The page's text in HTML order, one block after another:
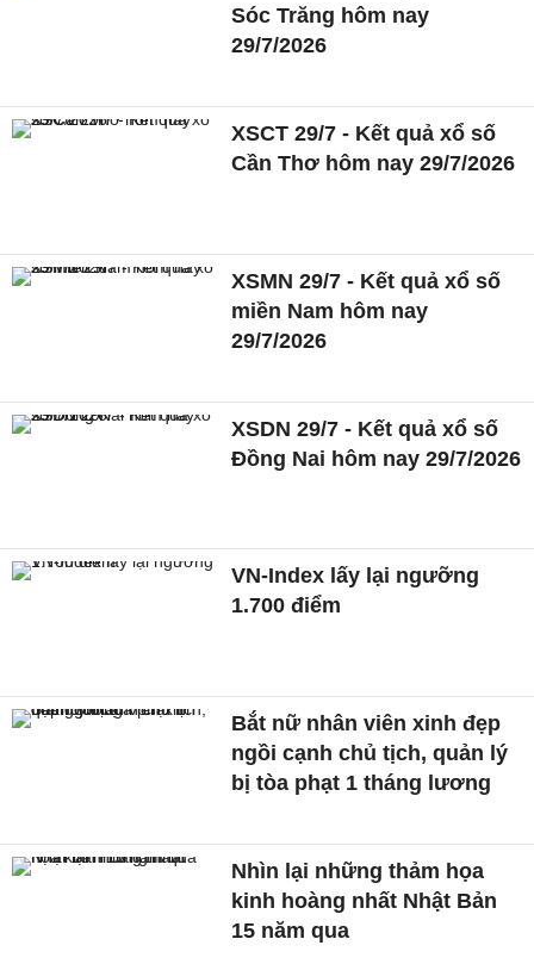
Sóc Trăng hôm nay
29/7/2026
XSCT 29/7 - Kết quả xổ số
Cần Thơ hôm nay 29/7/2026
XSMN 29/7 - Kết quả xổ số
miền Nam hôm nay
29/7/2026
XSDN 29/7 - Kết quả xổ số
Đồng Nai hôm nay 29/7/2026
VN-Index lấy lại ngưỡng
1.700 điểm
Bắt nữ nhân viên xinh đẹp
ngồi cạnh chủ tịch, quản lý
bị tòa phạt 1 tháng lương
Nhìn lại những thảm họa
kinh hoàng nhất Nhật Bản
15 năm qua